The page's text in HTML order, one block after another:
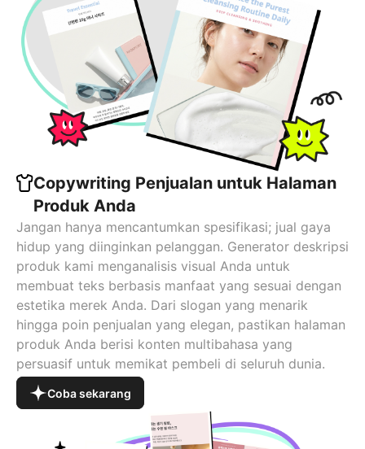
Copywriting Penjualan untuk Halaman
Produk Anda
Jangan hanya mencantumkan spesifikasi; jual gaya
hidup yang diinginkan pelanggan. Generator deskripsi
produk kami menganalisis visual Anda untuk
membuat teks berbasis manfaat yang sesuai dengan
estetika merek Anda. Dari slogan yang menarik
hingga poin penjualan yang elegan, pastikan halaman
produk Anda berisi konten multibahasa yang
persuasif untuk memikat pembeli di seluruh dunia.
Coba sekarang